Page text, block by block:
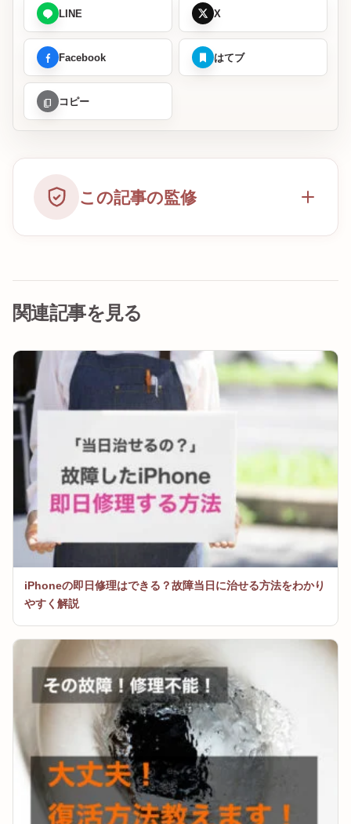
LINE X
Facebook はてブ
コピー
この記事の監修
関連記事を見る
iPhoneの即日修理はできる？故障当日に治せる方法をわかり
やすく解説